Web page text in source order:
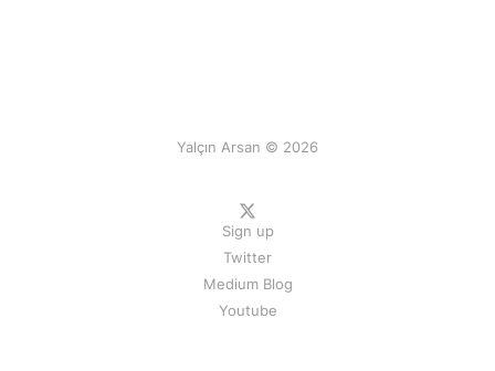
Yalçın Arsan © 2026
Sign up
Twitter
Medium Blog
Youtube